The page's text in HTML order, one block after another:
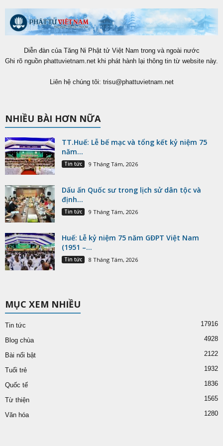
Diễn đàn của Tăng Ni Phật tử Việt Nam trong và ngoài nước
Ghi rõ nguồn phattuvietnam.net khi phát hành lại thông tin từ website này.
Liên hệ chúng tôi: trisu@phattuvietnam.net
NHIỀU BÀI HƠN NỮA
TT.Huế: Lễ bế mạc và tổng kết kỷ niệm 75
năm...
Tin tức 9 Tháng Tám, 2026
Dấu ấn Quốc sư trong lịch sử dân tộc và
định...
Tin tức 9 Tháng Tám, 2026
Huế: Lễ kỷ niệm 75 năm GĐPT Việt Nam
(1951 –...
Tin tức 8 Tháng Tám, 2026
MỤC XEM NHIỀU
Tin tức 17916
Blog chùa 4928
Bài nổi bật 2122
Tuổi trẻ 1932
Quốc tế 1836
Từ thiện 1565
Văn hóa 1280